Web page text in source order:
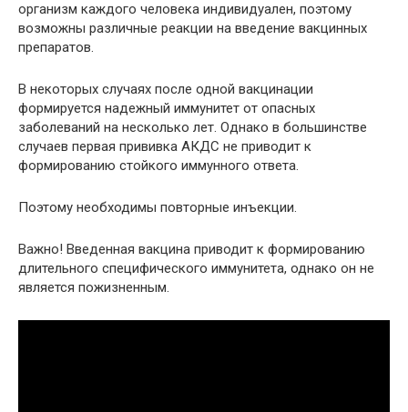
организм каждого человека индивидуален, поэтому
возможны различные реакции на введение вакцинных
препаратов.
В некоторых случаях после одной вакцинации
формируется надежный иммунитет от опасных
заболеваний на несколько лет. Однако в большинстве
случаев первая прививка АКДС не приводит к
формированию стойкого иммунного ответа.
Поэтому необходимы повторные инъекции.
Важно! Введенная вакцина приводит к формированию
длительного специфического иммунитета, однако он не
является пожизненным.